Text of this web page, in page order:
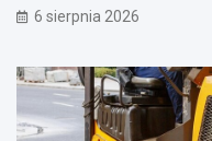
6 sierpnia 2026